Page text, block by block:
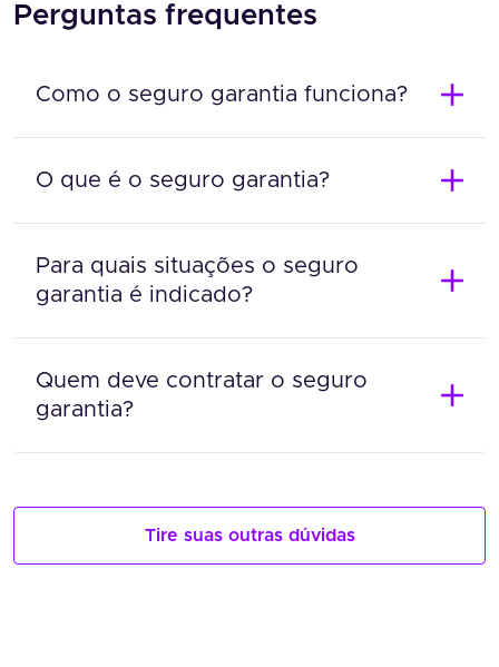
Perguntas frequentes
Como o seguro garantia funciona?
O que é o seguro garantia?
Para quais situações o seguro
garantia é indicado?
Quem deve contratar o seguro
garantia?
Tire suas outras dúvidas